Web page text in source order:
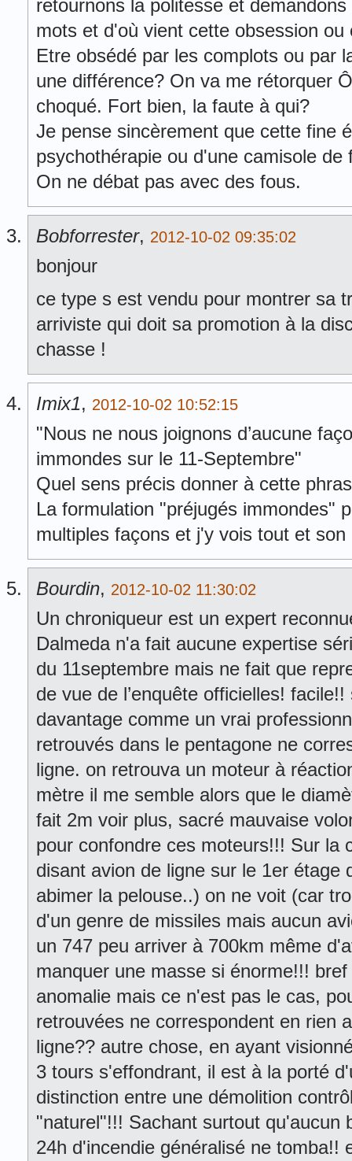
retournons la politesse et
mots et d'où vient cette obsession
Etre obsédé par les complots ou par
une différence? On va me rétorquer
choqué. Fort bien, la faute à qui?
Je pense sincèrement que cette fine
psychothérapie ou d'une camisole
On ne débat pas avec des fous.
Bobforrester, 2012-10-02 09:35:02
bonjour
ce type s est vendu pour montrer sa
arriviste qui doit sa promotion à la
chasse !
Imix1, 2012-10-02 10:52:15
"Nous ne nous joignons d’aucune
immondes sur le 11-Septembre"
Quel sens précis donner à cette
La formulation "préjugés immondes"
multiples façons et j'y vois tout et son
Bourdin, 2012-10-02 11:30:02
Un chroniqueur est un expert
Dalmeda n'a fait aucune expertise
du 11septembre mais ne fait que
de vue de l’enquête officielles!
davantage comme un vrai
retrouvés dans le pentagone ne
ligne. on retrouva un moteur à
mètre il me semble alors que le
fait 2m voir plus, sacré mauvaise
pour confondre ces moteurs!!! Sur la
disant avion de ligne sur le 1er étage
abimer la pelouse..) on ne voit (car
d'un genre de missiles mais aucun
un 747 peu arriver à 700km même
manquer une masse si énorme!!!
anomalie mais ce n'est pas le cas,
retrouvées ne correspondent en rien
ligne?? autre chose, en ayant
3 tours s'effondrant, il est à la porté
distinction entre une démolition
"naturel"!!! Sachant surtout qu'aucun
24h d'incendie généralisé ne tomba!!